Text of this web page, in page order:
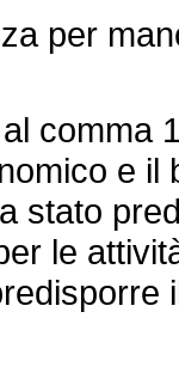
per
comma
e il
stato
le